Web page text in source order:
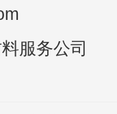
服务公司